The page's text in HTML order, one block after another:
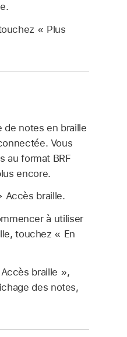
« Plus
de notes en braille
Vous
au format BRF
encore.
Accès braille.
à utiliser
touchez « En
braille »,
des notes,